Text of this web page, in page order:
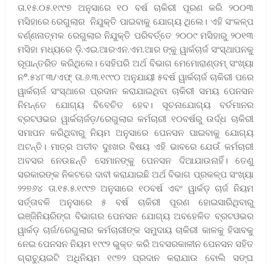
ତା.୧୫.୦୫.୧୯୯୭ ଅନୁସାରେ ୧୦ ବର୍ଷ ଚାକିରୀ ପୂରଣ କରି ୨୦୦୩
ମସିହାରେ ରେଗୁଲାର ନିଯୁକ୍ତି ପାଇବାକୁ ଯୋଗ୍ୟ ଥିଲେ। ଏହି ସଂକଳ୍ପ
ବର୍ଣ୍ଣନାତ୍ମକ ରେଗୁଲାର ନିଯୁକ୍ତି ପରିବର୍ତ୍ତେ ୨୦୦୯ ମସିହାରୁ ୨୦୧୩
ମସିହା ମଧ୍ୟରେ ଡ଼ି.ଏଇ.ଆରଏନ.ଏମ.ଆର ଙ୍କୁ ୱାର୍କଚାର୍ଜ ସଂସ୍ଥାପନକୁ
ରୂପାନ୍ତରିତ କରିଥିଲେ। ସେହିପରି ଅର୍ଥ ବିଭାଗ ମେମୋରାଣ୍ଡମ୍ ସଂଖ୍ୟା
ନ°.୫୪୮୩/ଏଫ୍ ତା.୬.୩.୧୯୯୦ ଅନୁଯାୟୀ ୫ବର୍ଷ ୱାର୍କଚାର୍ଜ ଚାକିରୀ ପରେ
ୱାର୍କଚାର୍ଜ ସଂସ୍ଥାରେ ପ୍ରଦାନ କରାଯାଇଥିବା ଚାକିରୀ ସମୟ ପେନସନ
ନିମନ୍ତେ ଯୋଗ୍ୟ ବିବେଚିତ ହେବ। ସୂଚନାଯୋଗ୍ୟ ବର୍ତମାନର
ବ୍ରଟଓଭର ୱାର୍କଚାର୍ଜଡ଼/ରେଗୁଲାର କର୍ମଚାରୀ ୧୦ବର୍ଷରୁ ଉର୍ଦ୍ଧ ଚାକିରୀ
ସମାପନ କରିଥିବାରୁ ନିୟମ ଅନୁସାରେ ପେନସନ ପାଇବାକୁ ଯୋଗ୍ୟ
ଅଟନ୍ତି। ମାତ୍ର ଅତୀବ ଦୁଃଖର ବିଷୟ ଏହି ଭାବରେ ଯେଉଁ କର୍ମଚାରୀ
ଅବସର ନେଉଛନ୍ତି ସେମାନଙ୍କୁ ପେନସନ ଦିଆଯାଉନାହିଁ। ତେଣୁ
ସରକାରଙ୍କ ନିକଟରେ ଦାବୀ କରାଯାଇଛି ଅର୍ଥ ବିଭାଗ ପ୍ରକଳ୍ପ ସଂଖ୍ୟା
୨୨୭୬୪ ତା.୧୫.୫.୧୯୯୭ ଅନୁସାରେ ୧୦ବର୍ଷ ଏବଂ ୱାର୍କଡ଼ ଚାର୍ଜ ନିୟମ
ସର୍ତ୍ତାବଳି ଅନୁସାରେ ୫ ବର୍ଷ ଚାକିରୀ ପୂରଣ ହୋଇସାରିଥିବାରୁ
ଇଞ୍ଜିନିୟରିଙ୍ଗ ବିଭାଗର ପେନସନ ଯୋଗ୍ୟ ଅବହେଳିତ ବ୍ରଟଓଭର
ୱାର୍କଡ଼ ଚାର୍ଜ/ରେଗୁଲାର କର୍ମଚାରୀଙ୍କ ସମୁଦାୟ ଚାକିରୀ କାଳକୁ ହିସାବକୁ
ନେଇ ପେନସନ ନିୟମ ୧୯୯୨ ଭୁକ୍ତ କରି ଅବସରକାଳୀନ ପେନସନ ସହିତ
ଗ୍ରାଚ୍ୟୁଇଟି ଅଧିନିୟମ ୧୯୭୨ ପ୍ରଦାନ କରାଯାଉ ବୋଲି ସଙ୍ଘ